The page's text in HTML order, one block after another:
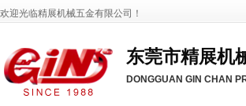
欢迎光临精展机械五金有限公司 ！
东莞市精展机
DONGGUAN GIN CHAN